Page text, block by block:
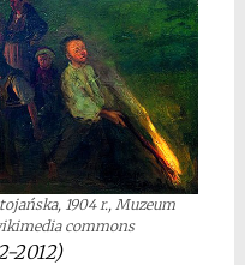
1904 r., Muzeum
commons
2012)